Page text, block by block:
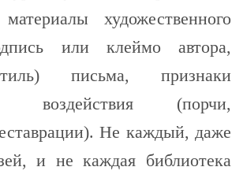
материалы художественного
или клеймо автора,
письма, признаки
воздействия (порчи,
Не каждый, даже
и не каждая библиотека